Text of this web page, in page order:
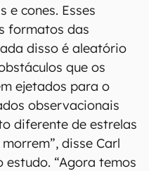
e cones. Esses
formatos das
disso é aleatório
que os
ejetados para o
observacionais
diferente de estrelas
disse Carl
“Agora temos